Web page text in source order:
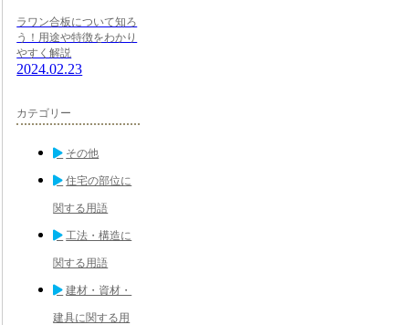
ラワン合板について知ろ
う！用途や特徴をわかり
やすく解説
2024.02.23
カテゴリー
その他
住宅の部位に
関する用語
工法・構造に
関する用語
建材・資材・
建具に関する用